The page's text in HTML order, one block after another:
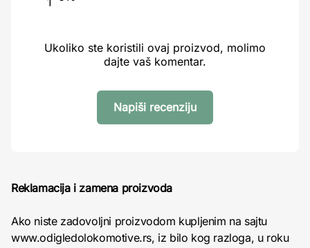
Ukoliko ste koristili ovaj proizvod, molimo
dajte vaš komentar.
Napiši recenziju
Reklamacija i zamena proizvoda
Ako niste zadovoljni proizvodom kupljenim na sajtu
www.odigledolokomotive.rs, iz bilo kog razloga, u roku